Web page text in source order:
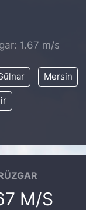
1.67 m/s
Mersin
M/S